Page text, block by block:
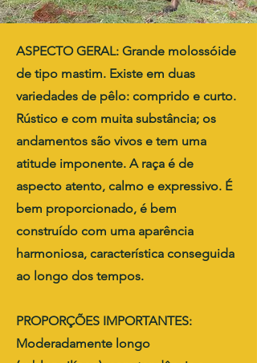
ASPECTO GERAL: Grande molossóide
de tipo mastim. Existe em duas
variedades de pêlo: comprido e curto.
Rústico e com muita substância; os
andamentos são vivos e tem uma
atitude imponente. A raça é de
aspecto atento, calmo e expressivo. É
bem proporcionado, é bem
construído com uma aparência
harmoniosa, característica conseguida
ao longo dos tempos.
PROPORÇÕES IMPORTANTES:
Moderadamente longo